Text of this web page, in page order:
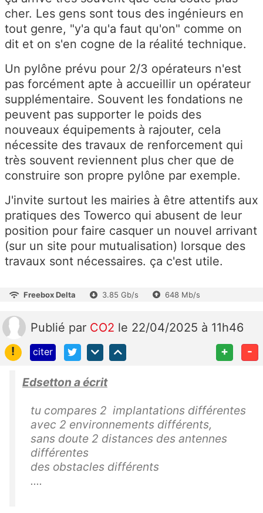
cher. Les gens sont tous des ingénieurs en
tout genre, "y'a qu'a faut qu'on" comme on
dit et on s'en cogne de la réalité technique.
Un pylône prévu pour 2/3 opérateurs n'est
pas forcément apte à accueillir un opérateur
supplémentaire. Souvent les fondations ne
peuvent pas supporter le poids des
nouveaux équipements à rajouter, cela
nécessite des travaux de renforcement qui
très souvent reviennent plus cher que de
construire son propre pylône par exemple.
J'invite surtout les mairies à être attentifs aux
pratiques des Towerco qui abusent de leur
position pour faire casquer un nouvel arrivant
(sur un site pour mutualisation) lorsque des
travaux sont nécessaires. ça c'est utile.
Freebox Delta 3.85 Gb/s 648 Mb/s
Publié par CO2 le 22/04/2025 à 11h46
!
citer + -
Edsetton a écrit
tu compares 2 implantations différentes
avec 2 environnements différents,
sans doute 2 distances des antennes
différentes
des obstacles différents
....